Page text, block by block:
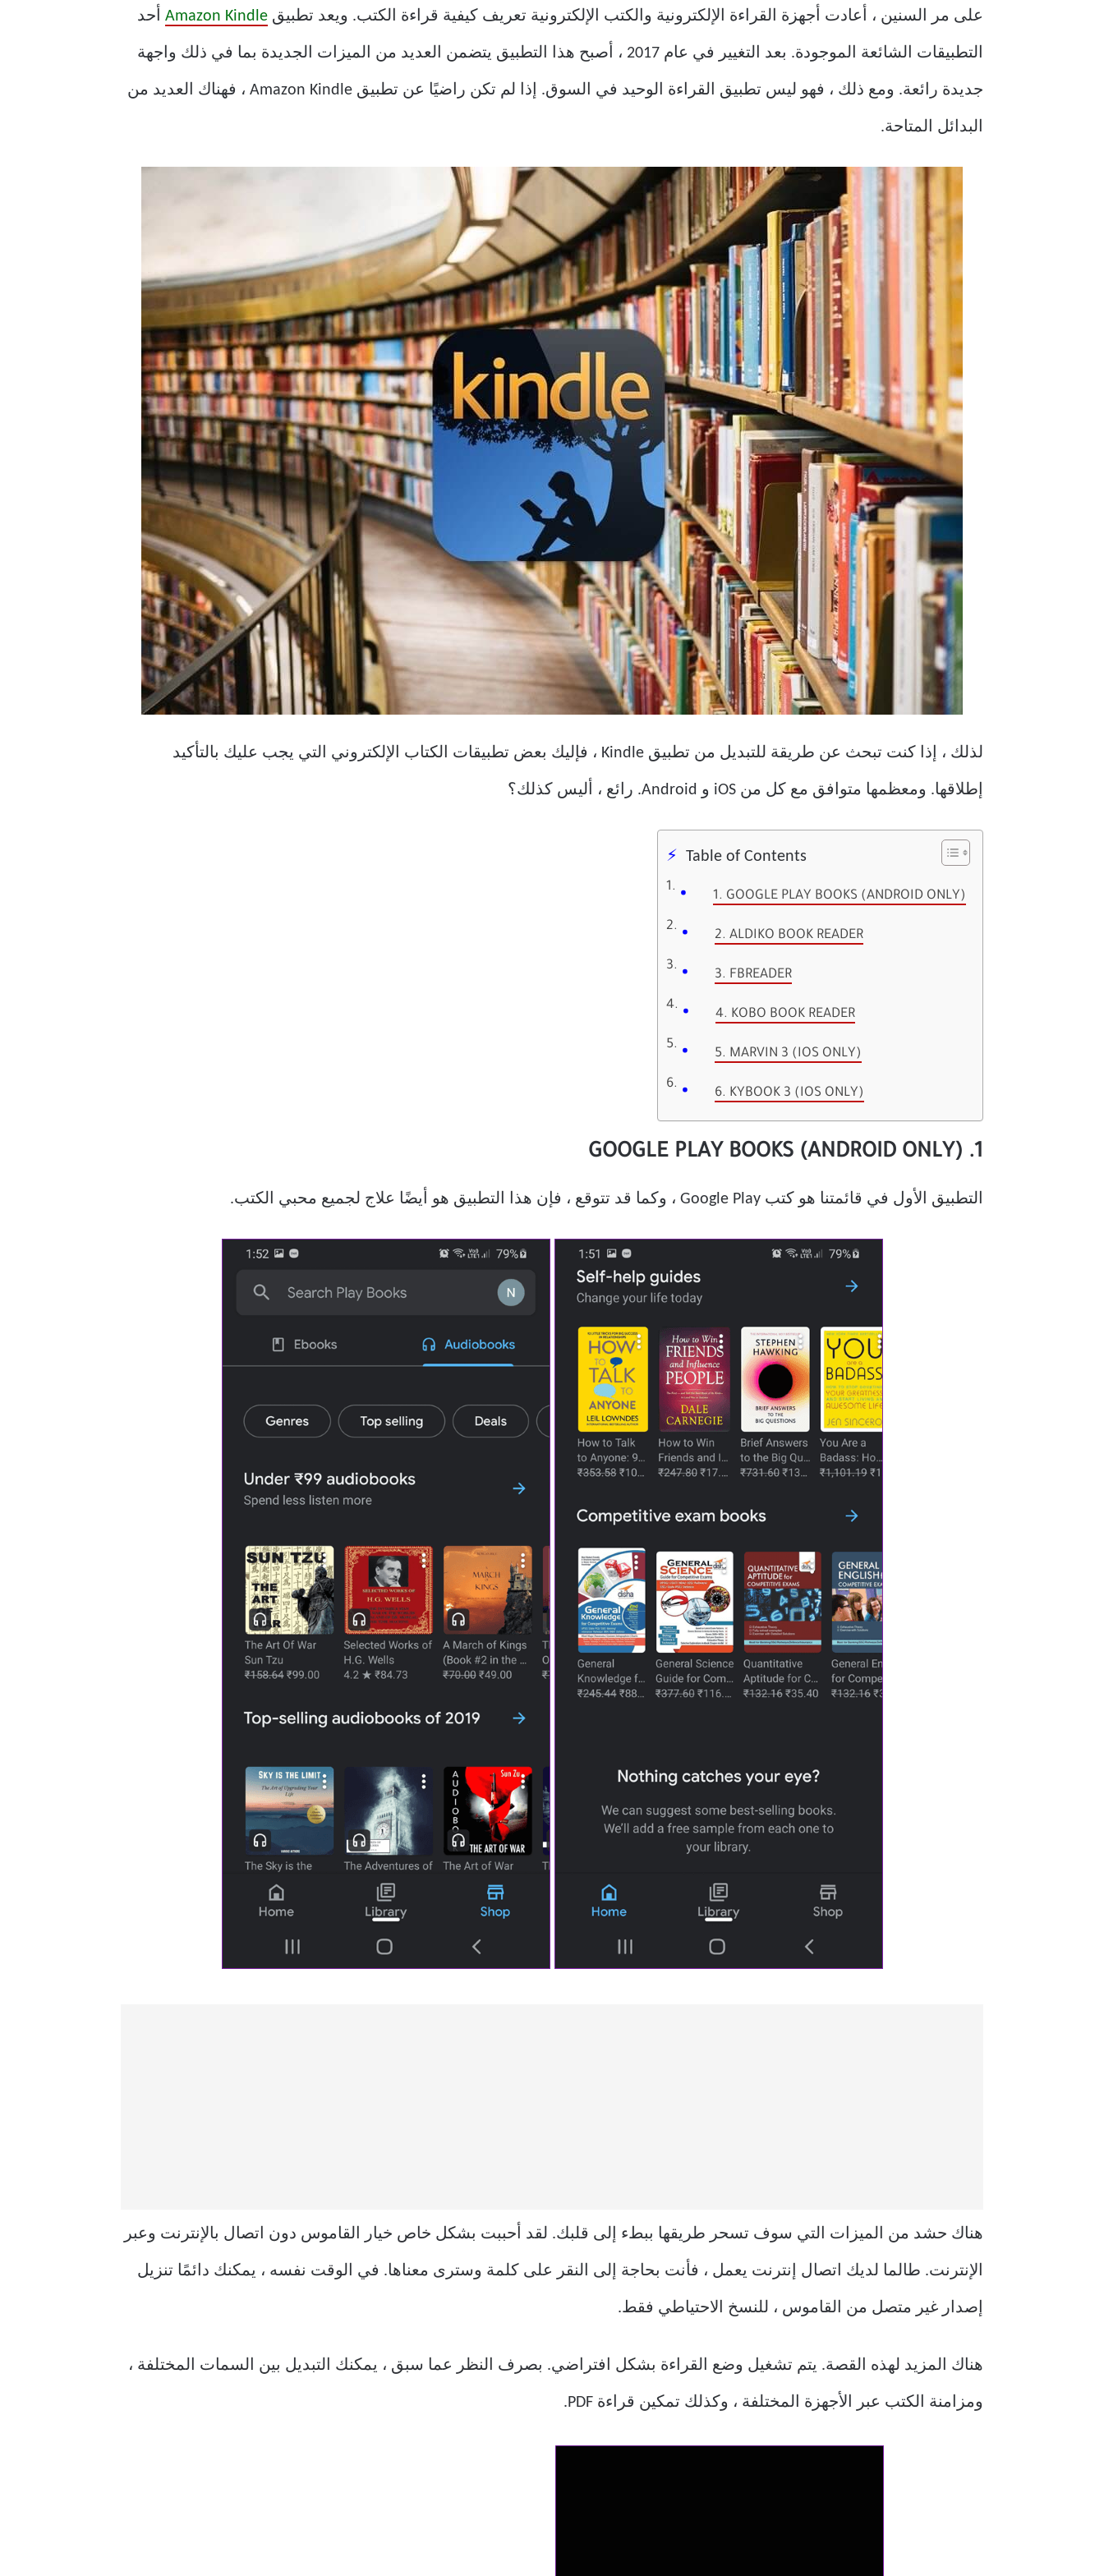
على مر السنين ، أعادت أجهزة القراءة الإلكترونية والكتب الإلكترونية تعريف كيفية قراءة الكتب. ويعد تطبيق Amazon Kindle أحد
التطبيقات الشائعة الموجودة. بعد التغيير في عام 2017 ، أصبح هذا التطبيق يتضمن العديد من الميزات الجديدة بما في ذلك واجهة
جديدة رائعة. ومع ذلك ، فهو ليس تطبيق القراءة الوحيد في السوق. إذا لم تكن راضيًا عن تطبيق Amazon Kindle ، فهناك العديد من
البدائل المتاحة.
لذلك ، إذا كنت تبحث عن طريقة للتبديل من تطبيق Kindle ، فإليك بعض تطبيقات الكتاب الإلكتروني التي يجب عليك بالتأكيد
إطلاقها. ومعظمها متوافق مع كل من iOS و Android. رائع ، أليس كذلك؟
Table of Contents
1. GOOGLE PLAY BOOKS (ANDROID ONLY)
2. ALDIKO BOOK READER
3. FBREADER
4. KOBO BOOK READER
5. MARVIN 3 (IOS ONLY)
6. KYBOOK 3 (IOS ONLY)
1. GOOGLE PLAY BOOKS (ANDROID ONLY)
التطبيق الأول في قائمتنا هو كتب Google Play ، وكما قد تتوقع ، فإن هذا التطبيق هو أيضًا علاج لجميع محبي الكتب.
هناك حشد من الميزات التي سوف تسحر طريقها ببطء إلى قلبك. لقد أحببت بشكل خاص خيار القاموس دون اتصال بالإنترنت وعبر
الإنترنت. طالما لديك اتصال إنترنت يعمل ، فأنت بحاجة إلى النقر على كلمة وسترى معناها. في الوقت نفسه ، يمكنك دائمًا تنزيل
إصدار غير متصل من القاموس ، للنسخ الاحتياطي فقط.
هناك المزيد لهذه القصة. يتم تشغيل وضع القراءة بشكل افتراضي. بصرف النظر عما سبق ، يمكنك التبديل بين السمات المختلفة ،
ومزامنة الكتب عبر الأجهزة المختلفة ، وكذلك تمكين قراءة PDF.